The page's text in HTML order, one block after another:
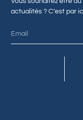
actualités ? C’est par